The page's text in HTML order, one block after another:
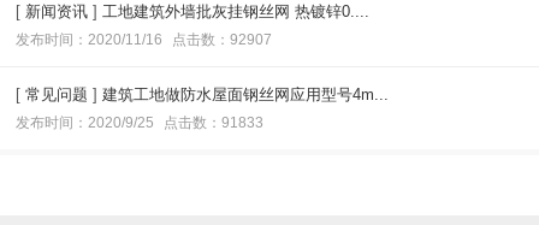
[ 新闻资讯 ] 工地建筑外墙批灰挂钢丝网 热镀锌0....
发布时间：2020/11/16 点击数：92907
[ 常见问题 ] 建筑工地做防水屋面钢丝网应用型号4m...
发布时间：2020/9/25 点击数：91833